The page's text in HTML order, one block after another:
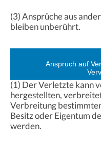
(3) Ansprüche aus
bleiben unberührt.
Anspruch auf
(1) Der Verletzte kann
hergestellten,
Verbreitung
Besitz oder Eigentum
werden.